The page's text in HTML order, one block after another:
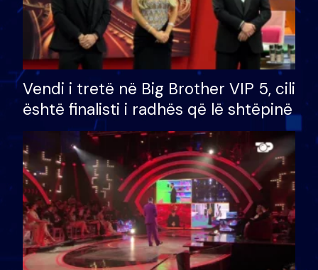
Vendi i tretë në Big Brother VIP 5, cili
është finalisti i radhës që lë shtëpinë